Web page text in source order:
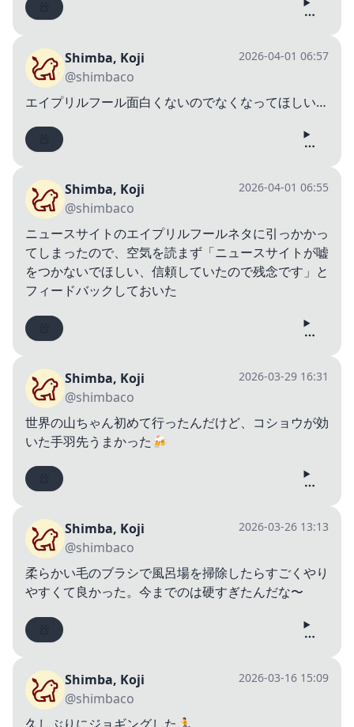
Shimba, Koji
@shimbaco
2026-04-01 06:57
エイプリルフール面白くないのでなくなってほしい…
Shimba, Koji
@shimbaco
2026-04-01 06:55
ニュースサイトのエイプリルフールネタに引っかかっ
てしまったので、空気を読まず「ニュースサイトが嘘
をつかないでほしい、信頼していたので残念です」と
フィードバックしておいた
Shimba, Koji
@shimbaco
2026-03-29 16:31
世界の山ちゃん初めて行ったんだけど、コショウが効
いた手羽先うまかった🍻
Shimba, Koji
@shimbaco
2026-03-26 13:13
柔らかい毛のブラシで風呂場を掃除したらすごくやり
やすくて良かった。今までのは硬すぎたんだな〜
Shimba, Koji
@shimbaco
2026-03-16 15:09